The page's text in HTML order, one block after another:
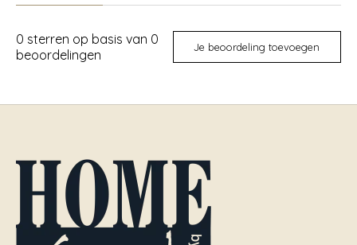
0 sterren op basis van 0
beoordelingen
Je beoordeling toevoegen